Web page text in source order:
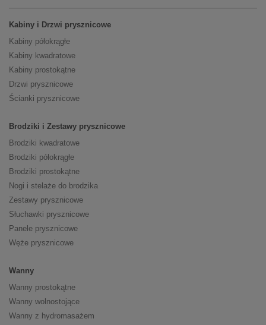
Kabiny i Drzwi prysznicowe
Kabiny półokrągłe
Kabiny kwadratowe
Kabiny prostokątne
Drzwi prysznicowe
Ścianki prysznicowe
Brodziki i Zestawy prysznicowe
Brodziki kwadratowe
Brodziki półokrągłe
Brodziki prostokątne
Nogi i stelaże do brodzika
Zestawy prysznicowe
Słuchawki prysznicowe
Panele prysznicowe
Węże prysznicowe
Wanny
Wanny prostokątne
Wanny wolnostojące
Wanny z hydromasażem